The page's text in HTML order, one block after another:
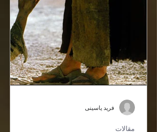
مقالات
فرید یاسینی